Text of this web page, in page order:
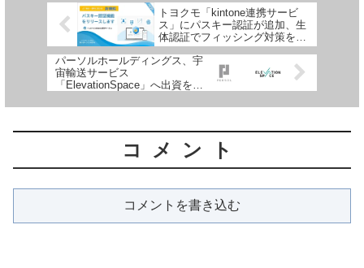
トヨクモ「kintone連携サービ
ス」にパスキー認証が追加、生
体認証でフィッシング対策を強
化
パーソルホールディングス、宇
宙輸送サービス
「ElevationSpace」へ出資を実
コメント
コメントを書き込む